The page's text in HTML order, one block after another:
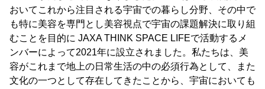
おいてこれから注目される宇宙での暮らし分野、その中で
も特に美容を専門とし美容視点で宇宙の課題解決に取り組
むことを目的に JAXA THINK SPACE LIFEで活動するメ
ンバーによって2021年に設立されました。私たちは、美
容がこれまで地上の日常生活の中の必須行為として、また
文化の一つとして存在してきたことから、宇宙においても